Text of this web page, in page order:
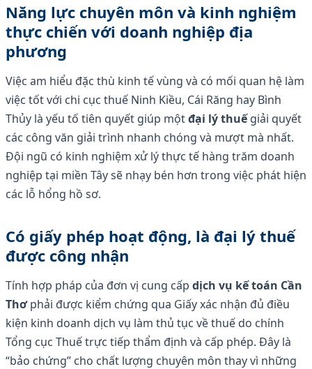
Năng lực chuyên môn và kinh nghiệm
thực chiến với doanh nghiệp địa
phương
Việc am hiểu đặc thù kinh tế vùng và có mối quan hệ làm
việc tốt với chi cục thuế Ninh Kiều, Cái Răng hay Bình
Thủy là yếu tố tiên quyết giúp mộtđại lý thuếgiải quyết
các công văn giải trình nhanh chóng và mượt mà nhất.
Đội ngũ có kinh nghiệm xử lý thực tế hàng trăm doanh
nghiệp tại miền Tây sẽ nhạy bén hơn trong việc phát hiện
các lỗ hổng hồ sơ.
Có giấy phép hoạt động, là đại lý thuế
được công nhận
Tính hợp pháp của đơn vị cung cấp dịch vụ kế toán Cần
Thơphải được kiểm chứng qua Giấy xác nhận đủ điều
kiện kinh doanh dịch vụ làm thủ tục về thuế do chính
Tổng cục Thuế trực tiếp thẩm định và cấp phép. Đây là
“bảo chứng” cho chất lượng chuyên môn thay vì những